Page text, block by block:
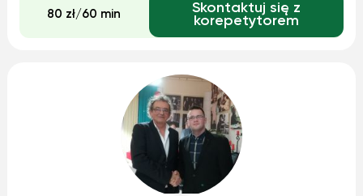
80 zł/60 min
Skontaktuj się z
korepetytorem